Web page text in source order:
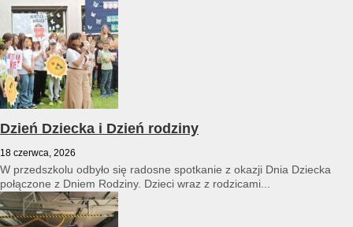
Dzień Dziecka i Dzień rodziny
18 czerwca, 2026
W przedszkolu odbyło się radosne spotkanie z okazji Dnia Dziecka
połączone z Dniem Rodziny. Dzieci wraz z rodzicami...